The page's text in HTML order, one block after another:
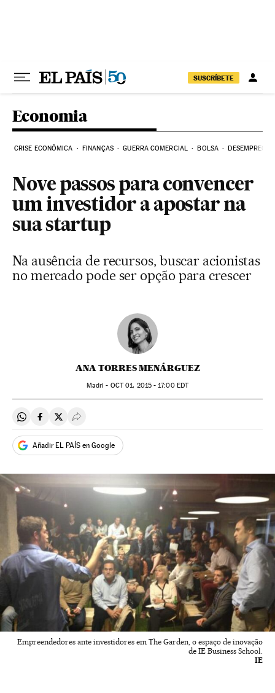
SUSCRÍBETE
Economia
CRISE ECONÔMICA FINANÇAS GUERRA COMERCIAL BOLSA DESEMPREGO
Nove passos para convencer
um investidor a apostar na
sua startup
Na ausência de recursos, buscar acionistas
no mercado pode ser opção para crescer
ANA TORRES MENÁRGUEZ
Madri - OCT01, 2015 - 17:00EDT
Compartir en Whatsapp
Compartir en Facebook
Compartir en Twitter
Desplegar Redes Sociales
Añadir EL PAÍS en Google
Empreendedores ante investidores em The Garden, o espaço de inovação
de IE Business School.
IE